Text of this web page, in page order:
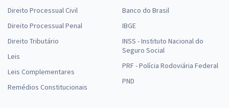
Direito Processual Civil
Direito Processual Penal
Direito Tributário
Leis
Leis Complementares
Remédios Constitucionais
Banco do Brasil
IBGE
INSS - Instituto Nacional do
Seguro Social
PRF - Polícia Rodoviária Federal
PND